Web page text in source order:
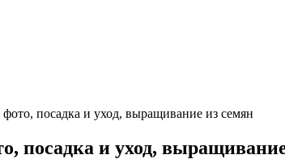
посадка и уход, выращивание из семян
посадка и уход,